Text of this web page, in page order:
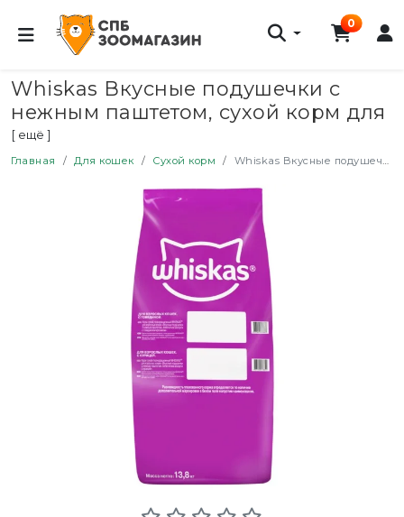
0
Whiskas Вкусные подушечки с
нежным паштетом, сухой корм для
взрослых кошек, Аппетитный обед
с говядиной - 13,8 кг
[ ещё ]
Главная Для кошек Сухой корм Whiskas Вкусные подушечки с нежным паштетом, сухой корм для взрослых кошек, Аппетитный обед с говядиной - 13,8 кг